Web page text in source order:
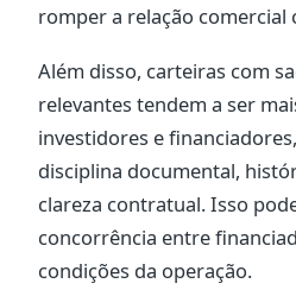
romper a relação
Além disso, carteiras com
relevantes tendem a ser
investidores e
disciplina documental,
clareza contratual. Isso
concorrência entre
condições da operação.